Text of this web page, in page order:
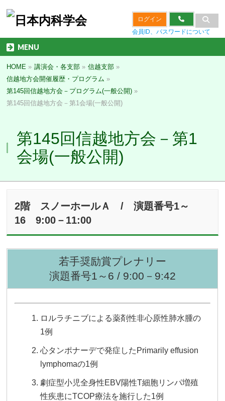
ログイン
会員ID、パスワードについて
MENU
HOME » 講演会・各支部 » 信越支部 »
信越地方会開催履歴・プログラム »
第145回信越地方会－プログラム(一般公開) »
第145回信越地方会－第1会場(一般公開)
第145回信越地方会－第1
会場(一般公開)
2階 スノーホールＡ / 演題番号1～
16 9:00－11:00
若手奨励賞プレナリー
演題番号1～6 / 9:00－9:42
ロルラチニブによる薬剤性非心原性肺水腫の
1例
心タンポナーデで発症したPrimarily effusion
lymphomaの1例
劇症型小児全身性EBV陽性T細胞リンパ増殖
性疾患にTCOP療法を施行した1例